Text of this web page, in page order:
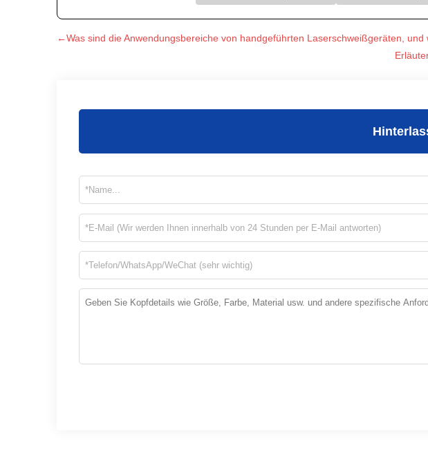
←Was sind die Anwendungsbereiche von handgeführten Laserschweißgeräten,